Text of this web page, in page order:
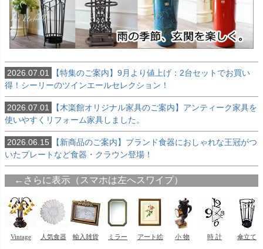
2026.07.01
【特集のご案内】9月より値上げ：2台セットでお買い
得！シーリーのツインエールセレクション！
2026.07.01
【木楽館オリジナル家具のご案内】アンティーク家具を
使いやすくリフォーム家具しました。
2026.06.15
【新商品のご案内】ブランド食器におしゃれな王冠がつ
いたプレートなど食器・クラウン登場！